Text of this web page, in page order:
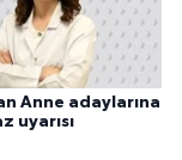
Anne adaylarına
uyarısı